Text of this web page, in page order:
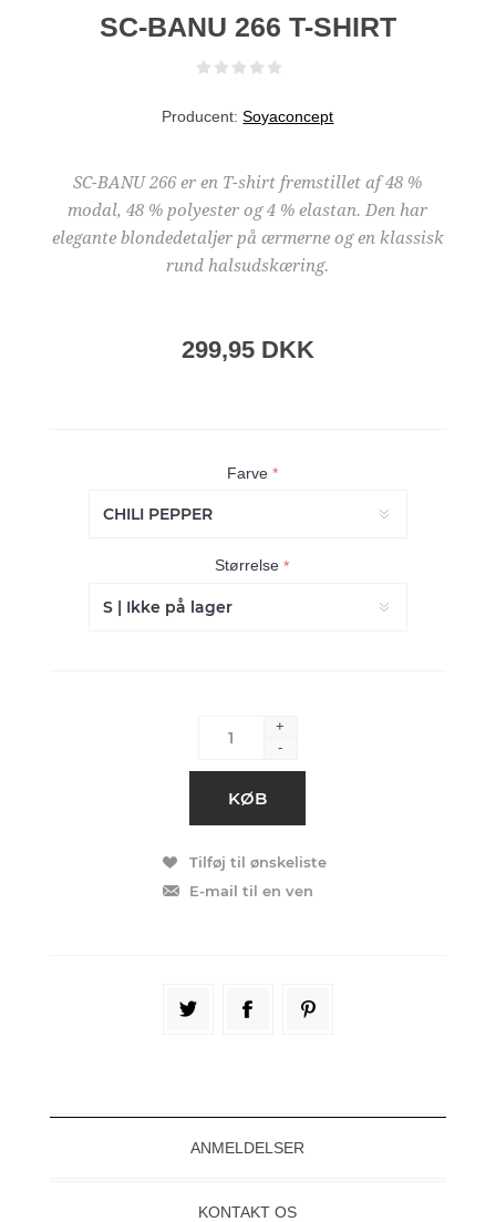
SC-BANU 266 T-SHIRT
Producent: Soyaconcept
SC-BANU 266 er en T-shirt fremstillet af 48 %
modal, 48 % polyester og 4 % elastan. Den har
elegante blondedetaljer på ærmerne og en klassisk
rund halsudskæring.
299,95 DKK
Farve *
Størrelse*
+
-
ANMELDELSER
KONTAKT OS